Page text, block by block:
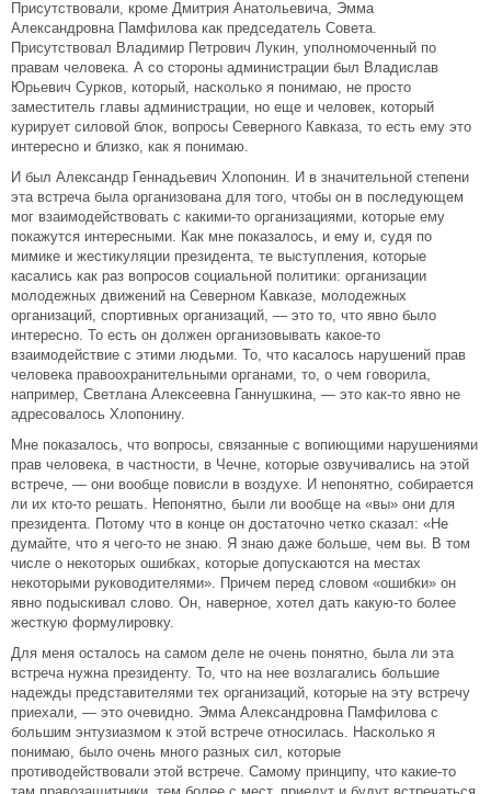
Присутствовали, кроме Дмитрия Анатольевича, Эмма
Александровна Памфилова как председатель Совета.
Присутствовал Владимир Петрович Лукин, уполномоченный по
правам человека. А со стороны администрации был Владислав
Юрьевич Сурков, который, насколько я понимаю, не просто
заместитель главы администрации, но еще и человек, который
курирует силовой блок, вопросы Северного Кавказа, то есть ему это
интересно и близко, как я понимаю.
И был Александр Геннадьевич Хлопонин. И в значительной степени
эта встреча была организована для того, чтобы он в последующем
мог взаимодействовать с какими-то организациями, которые ему
покажутся интересными. Как мне показалось, и ему и, судя по
мимике и жестикуляции президента, те выступления, которые
касались как раз вопросов социальной политики: организации
молодежных движений на Северном Кавказе, молодежных
организаций, спортивных организаций, — это то, что явно было
интересно. То есть он должен организовывать какое-то
взаимодействие с этими людьми. То, что касалось нарушений прав
человека правоохранительными органами, то, о чем говорила,
например, Светлана Алексеевна Ганнушкина, — это как-то явно не
адресовалось Хлопонину.
Мне показалось, что вопросы, связанные с вопиющими нарушениями
прав человека, в частности, в Чечне, которые озвучивались на этой
встрече, — они вообще повисли в воздухе. И непонятно, собирается
ли их кто-то решать. Непонятно, были ли вообще на «вы» они для
президента. Потому что в конце он достаточно четко сказал: «Не
думайте, что я чего-то не знаю. Я знаю даже больше, чем вы. В том
числе о некоторых ошибках, которые допускаются на местах
некоторыми руководителями». Причем перед словом «ошибки» он
явно подыскивал слово. Он, наверное, хотел дать какую-то более
жесткую формулировку.
Для меня осталось на самом деле не очень понятно, была ли эта
встреча нужна президенту. То, что на нее возлагались большие
надежды представителями тех организаций, которые на эту встречу
приехали, — это очевидно. Эмма Александровна Памфилова c
большим энтузиазмом к этой встрече относилась. Насколько я
понимаю, было очень много разных сил, которые
противодействовали этой встрече. Самому принципу, что какие-то